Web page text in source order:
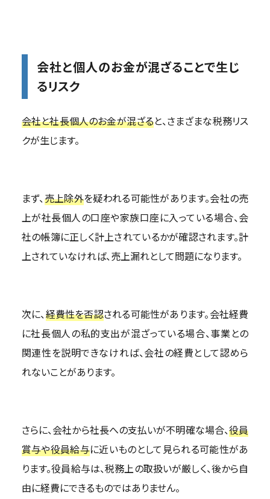
会社と個人のお金が混ざることで生じ
るリスク
会社と社長個人のお金が混ざると、さまざまな税務リス
クが生じます。
まず、売上除外を疑われる可能性があります。会社の売
上が社長個人の口座や家族口座に入っている場合、会
社の帳簿に正しく計上されているかが確認されます。計
上されていなければ、売上漏れとして問題になります。
次に、経費性を否認される可能性があります。会社経費
に社長個人の私的支出が混ざっている場合、事業との
関連性を説明できなければ、会社の経費として認めら
れないことがあります。
さらに、会社から社長への支払いが不明確な場合、役員
賞与や役員給与に近いものとして見られる可能性があ
ります。役員給与は、税務上の取扱いが厳しく、後から自
由に経費にできるものではありません。